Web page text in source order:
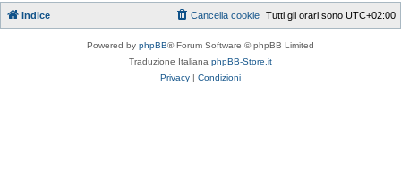
Indice Tutti gli orari sono UTC+02:00
Cancella cookie
Powered by phpBB® Forum Software © phpBB Limited
Traduzione Italiana phpBB-Store.it
Privacy | Condizioni